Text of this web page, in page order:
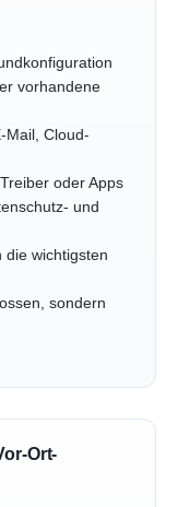
vorhandene
Mail, Cloud-
oder Apps
und
die wichtigsten
sondern
Ort-